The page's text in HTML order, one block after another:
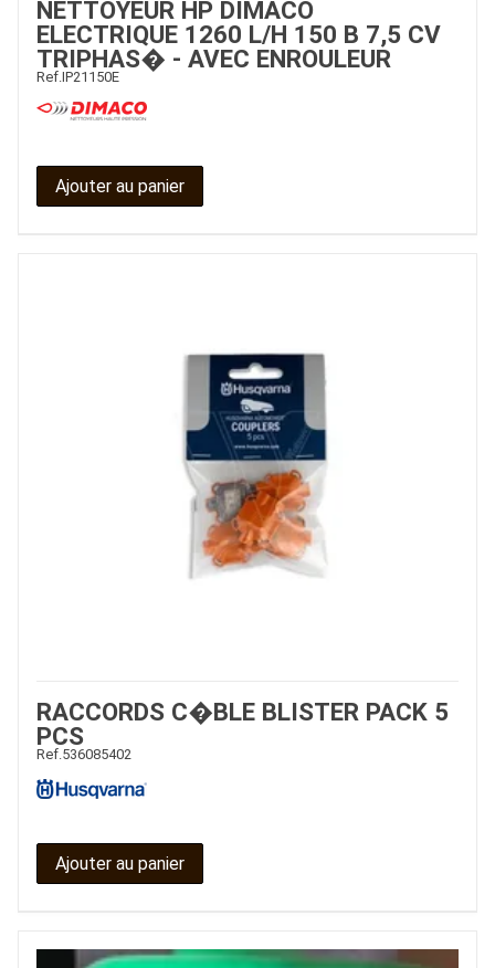
NETTOYEUR HP DIMACO
ELECTRIQUE 1260 L/H 150 B 7,5 CV
TRIPHAS� - AVEC ENROULEUR
Ref.IP21150E
Ajouter au panier
RACCORDS C�BLE BLISTER PACK 5
PCS
Ref. 536085402
Ajouter au panier